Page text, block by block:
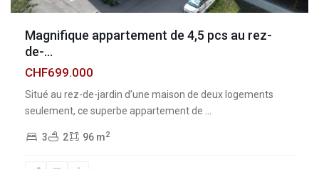
Magnifique appartement de 4,5 pcs au rez-
de-...
CHF699.000
Situé au rez-de-jardin d’une maison de deux logements
seulement, ce superbe appartement de
3 2 96 m2
Fribourg ,